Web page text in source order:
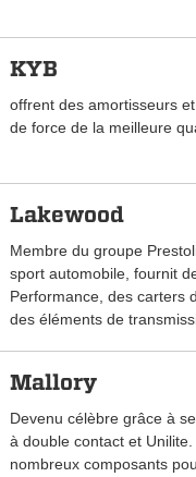
KYB
offrent des amortisseurs
de force de la meilleure
Lakewood
Membre du groupe
sport automobile, fournit
Performance, des carters
des éléments de
Mallory
Devenu célèbre grâce à
à double contact et
nombreux composants